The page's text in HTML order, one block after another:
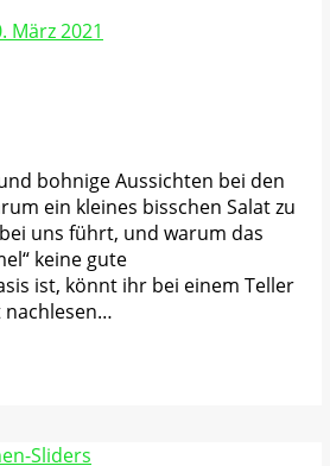
März 2021
bohnige Aussichten bei den
ein kleines bisschen Salat zu
uns führt, und warum das
keine gute
ist, könnt ihr bei einem Teller
nachlesen…